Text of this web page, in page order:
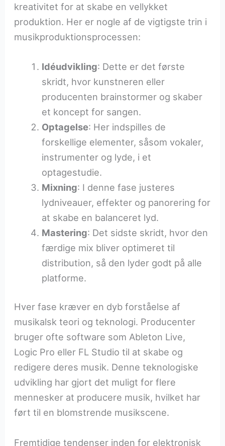
kreativitet for at skabe en vellykket
produktion. Her er nogle af de vigtigste trin i
musikproduktionsprocessen:
Idéudvikling: Dette er det første
skridt, hvor kunstneren eller
producenten brainstormer og skaber
et koncept for sangen.
Optagelse: Her indspilles de
forskellige elementer, såsom vokaler,
instrumenter og lyde, i et
optagestudie.
Mixning: I denne fase justeres
lydniveauer, effekter og panorering for
at skabe en balanceret lyd.
Mastering: Det sidste skridt, hvor den
færdige mix bliver optimeret til
distribution, så den lyder godt på alle
platforme.
Hver fase kræver en dyb forståelse af
musikalsk teori og teknologi. Producenter
bruger ofte software som Ableton Live,
Logic Pro eller FL Studio til at skabe og
redigere deres musik. Denne teknologiske
udvikling har gjort det muligt for flere
mennesker at producere musik, hvilket har
ført til en blomstrende musikscene.
Fremtidige tendenser inden for elektronisk